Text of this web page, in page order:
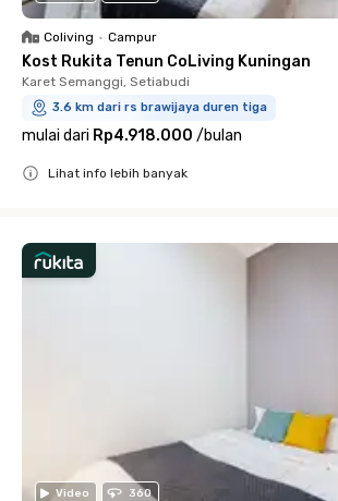
Coliving • Campur
Kost Rukita Tenun CoLiving Kuningan
Karet Semanggi, Setiabudi
3.6 km dari rs brawijaya duren tiga
mulai dari Rp4.918.000 /bulan
Lihat info lebih banyak
Video 360